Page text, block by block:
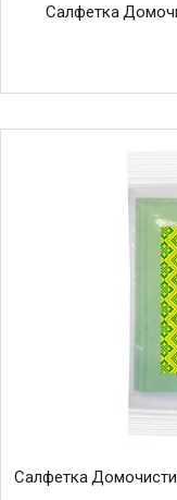
Салфетка
Салфетка